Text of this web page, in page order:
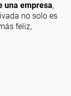
una empresa,
no solo es
feliz,